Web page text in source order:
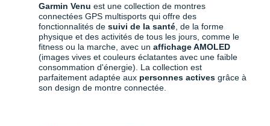
Garmin Venu est une collection de montres
connectées GPS multisports qui offre des
fonctionnalités de suivi de la santé , de la forme
physique et des activités de tous les jours, comme le
fitness ou la marche, avec un affichage AMOLED
(images vives et couleurs éclatantes avec une faible
consommation d'énergie). La collection est
parfaitement adaptée aux personnes actives grâce à
son design de montre connectée.